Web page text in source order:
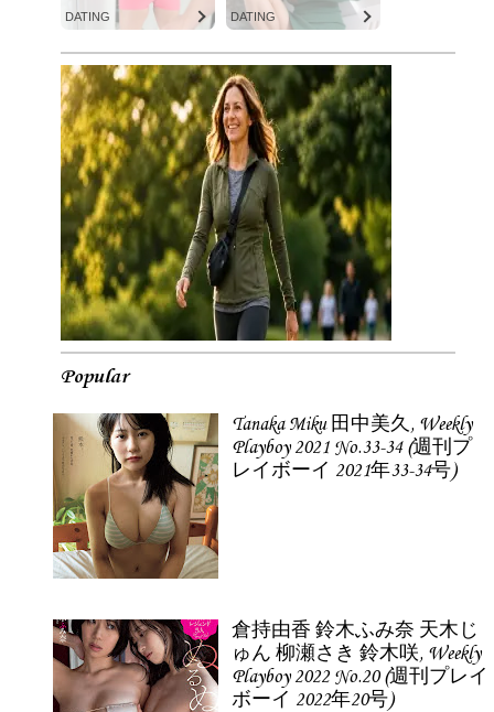
DATING DATING
Popular
Tanaka Miku 田中美久, Weekly
Playboy 2021 No.33-34 (週刊プ
レイボーイ 2021年33-34号)
倉持由香 鈴木ふみ奈 天木じ
ゅん 柳瀬さき 鈴木咲, Weekly
Playboy 2022 No.20 (週刊プレイ
ボーイ 2022年20号)